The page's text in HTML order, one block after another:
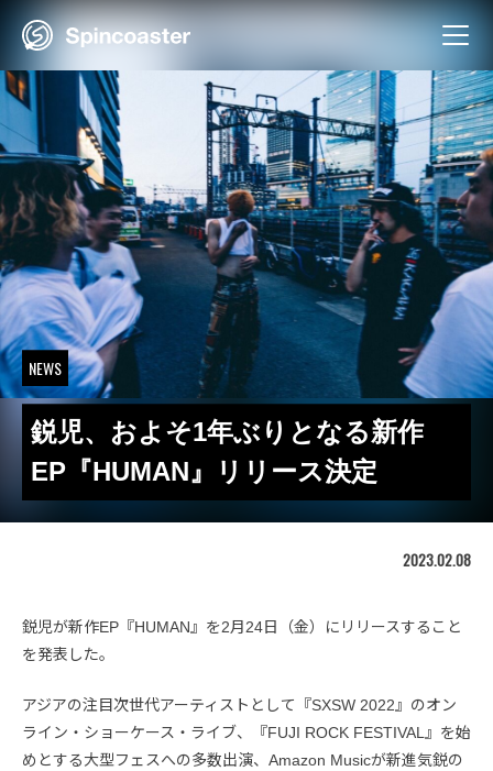
Skip
NEWS
鋭児、およそ1年ぶりとなる新作
EP『HUMAN』リリース決定
2023.02.08
鋭児が新作EP『HUMAN』を2月24日（金）にリリースすること
を発表した。
アジアの注目次世代アーティストとして『SXSW 2022』のオン
ライン・ショーケース・ライブ、『FUJI ROCK FESTIVAL』を始
めとする大型フェスへの多数出演、Amazon Musicが新進気鋭の